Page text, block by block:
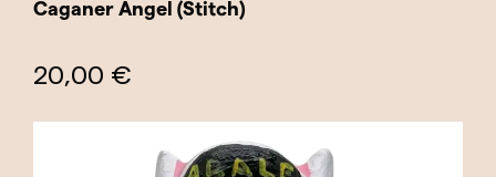
Caganer Angel (Stitch)
20,00 €